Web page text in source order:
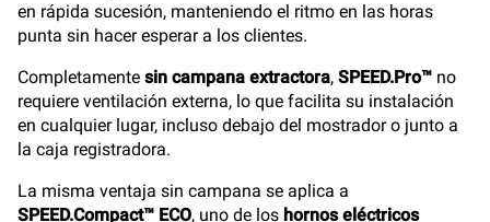
en rápida sucesión, manteniendo el ritmo en las horas
punta sin hacer esperar a los clientes.
Completamente sin campana extractora, SPEED.Pro™ no
requiere ventilación externa, lo que facilita su instalación
en cualquier lugar, incluso debajo del mostrador o junto a
la caja registradora.
La misma ventaja sin campana se aplica a
SPEED.Compact™ ECO, uno de los hornos eléctricos